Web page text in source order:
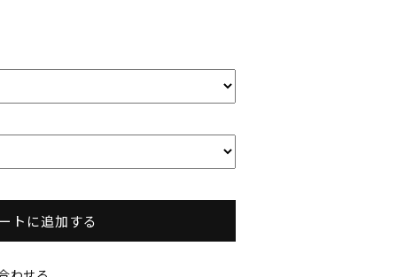
トに追加する